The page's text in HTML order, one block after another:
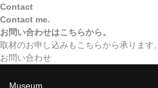
Contact
Contact me.
お問い合わせはこちらから。
取材のお申し込みもこちらから承ります。
お問い合わせ
Museum